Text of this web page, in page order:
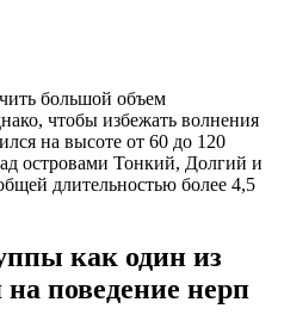
большой объем
чтобы избежать волнения
на высоте от 60 до 120
островами Тонкий, Долгий и
длительностью более 4,5
как один из
поведение нерп